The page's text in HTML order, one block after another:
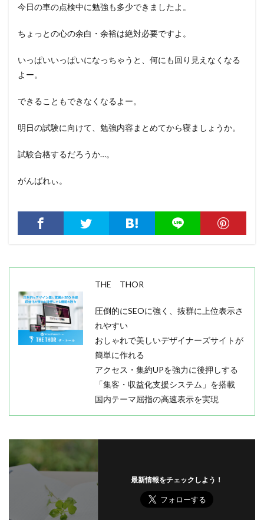
今日の車の点検中に勉強も多少できましたよ。
ちょっとの心の余白・余裕は絶対必要ですよ。
いっぱいいっぱいになっちゃうと、何にも回り見えなくなる
よー。
できることもできなくなるよー。
明日の試験に向けて、勉強内容まとめてから寝ましょうか。
試験合格するだろうか…。
がんばれぃ。
THE THOR
圧倒的にSEOに強く、抜群に上位表示さ
れやすい
おしゃれで美しいデザイナーズサイトが
簡単に作れる
アクセス・集約UPを強力に後押しする
「集客・収益化支援システム」を搭載
国内テーマ屈指の高速表示を実現
最新情報をチェックしよう！